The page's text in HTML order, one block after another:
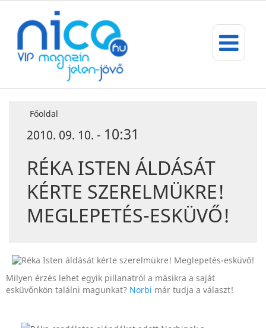
Főoldal
2010. 09. 10. - 10:31
RÉKA ISTEN ÁLDÁSÁT
KÉRTE SZERELMÜKRE!
MEGLEPETÉS-ESKÜVŐ!
Milyen érzés lehet egyik pillanatról a másikra a saját
esküvőnkön találni magunkat? Norbi már tudja a választ!